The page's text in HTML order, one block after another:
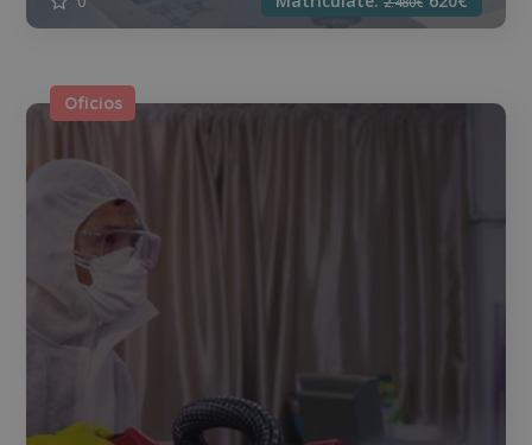
Oficios